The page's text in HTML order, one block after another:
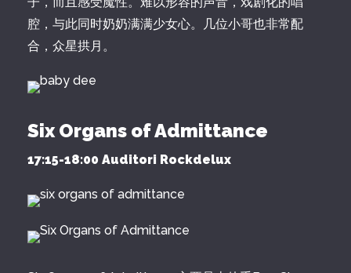
腔，与此同时奶奶满满少女心。几位小哥也非常配
合，众星拱月。
Six Organs of Admittance
17:15-18:00 Auditori Rockdelux